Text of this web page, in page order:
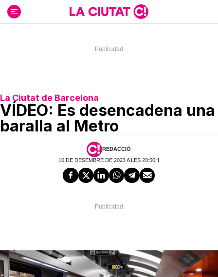
contenido
La Ciutat de Barcelona
VÍDEO: Es desencadena una
baralla al Metro
REDACCIÓ
10 DE DESEMBRE DE 2023 A LES 20:50H